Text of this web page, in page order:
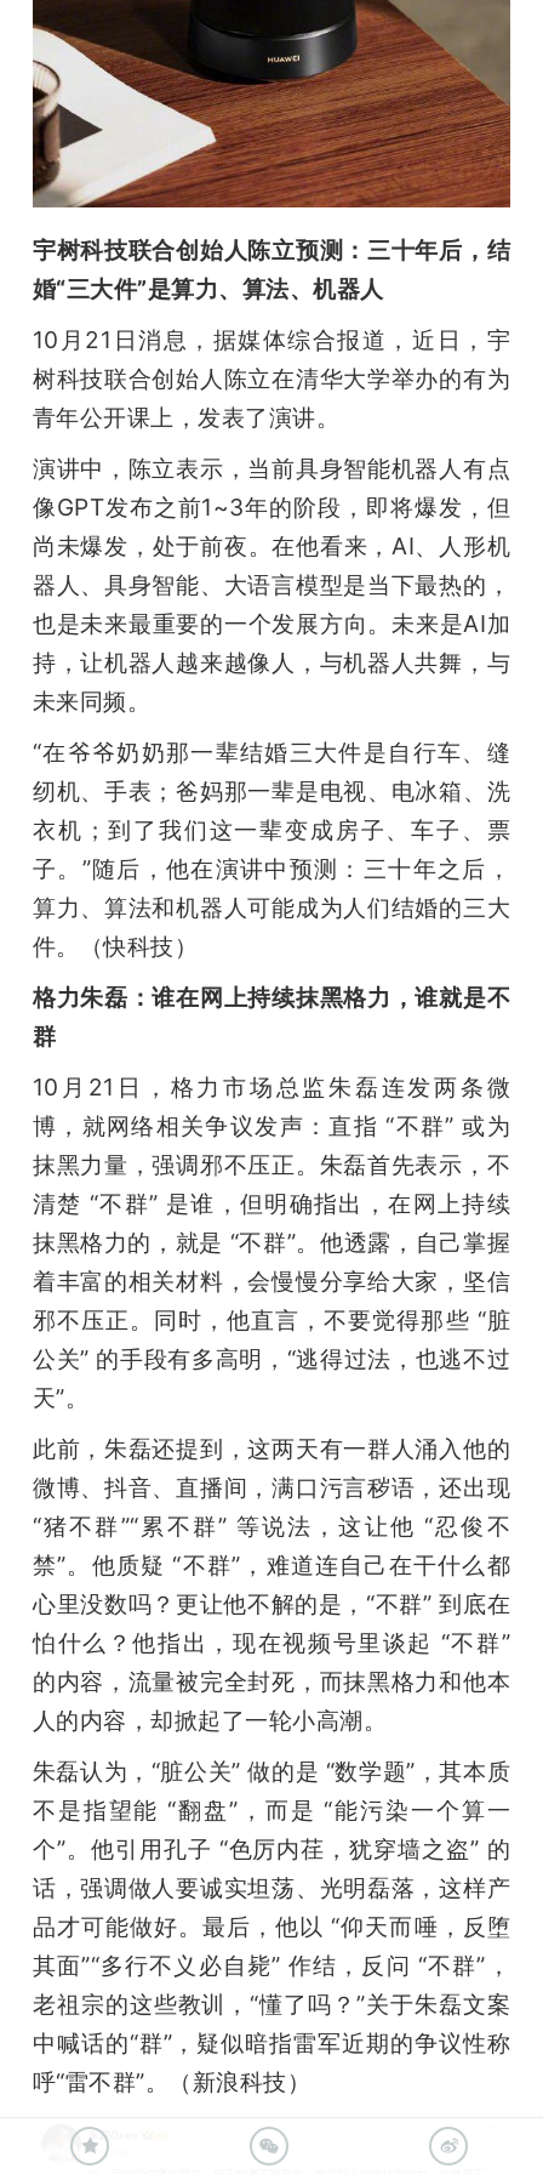
宇树科技联合创始人陈立预测：三十年后，结
婚“三大件”是算力、算法、机器人
10月21日消息，据媒体综合报道，近日，宇
树科技联合创始人陈立在清华大学举办的有为
青年公开课上，发表了演讲。
演讲中，陈立表示，当前具身智能机器人有点
像GPT发布之前1~3年的阶段，即将爆发，但
尚未爆发，处于前夜。在他看来，AI、人形机
器人、具身智能、大语言模型是当下最热的，
也是未来最重要的一个发展方向。未来是AI加
持，让机器人越来越像人，与机器人共舞，与
未来同频。
“在爷爷奶奶那一辈结婚三大件是自行车、缝
纫机、手表；爸妈那一辈是电视、电冰箱、洗
衣机；到了我们这一辈变成房子、车子、票
子。”随后，他在演讲中预测：三十年之后，
算力、算法和机器人可能成为人们结婚的三大
件。（快科技）
格力朱磊：谁在网上持续抹黑格力，谁就是不
群
10月21日，格力市场总监朱磊连发两条微
博，就网络相关争议发声：直指 “不群” 或为
抹黑力量，强调邪不压正。朱磊首先表示，不
清楚 “不群” 是谁，但明确指出，在网上持续
抹黑格力的，就是 “不群”。他透露，自己掌握
着丰富的相关材料，会慢慢分享给大家，坚信
邪不压正。同时，他直言，不要觉得那些 “脏
公关” 的手段有多高明，“逃得过法，也逃不过
天”。
此前，朱磊还提到，这两天有一群人涌入他的
微博、抖音、直播间，满口污言秽语，还出现
“猪不群”“累不群” 等说法，这让他 “忍俊不
禁”。他质疑 “不群”，难道连自己在干什么都
心里没数吗？更让他不解的是，“不群” 到底在
怕什么？他指出，现在视频号里谈起 “不群”
的内容，流量被完全封死，而抹黑格力和他本
人的内容，却掀起了一轮小高潮。
朱磊认为，“脏公关” 做的是 “数学题”，其本质
不是指望能 “翻盘”，而是 “能污染一个算一
个”。他引用孔子 “色厉内荏，犹穿墙之盗” 的
话，强调做人要诚实坦荡、光明磊落，这样产
品才可能做好。最后，他以 “仰天而唾，反堕
其面”“多行不义必自毙” 作结，反问 “不群”，
老祖宗的这些教训，“懂了吗？”关于朱磊文案
中喊话的“群”，疑似暗指雷军近期的争议性称
呼“雷不群”。（新浪科技）